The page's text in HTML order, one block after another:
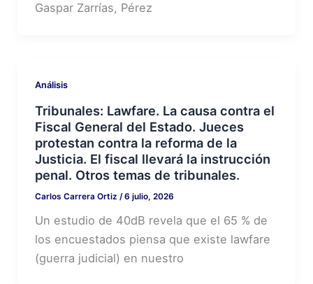
Gaspar Zarrías, Pérez
Análisis
Tribunales: Lawfare. La causa contra el
Fiscal General del Estado. Jueces
protestan contra la reforma de la
Justicia. El fiscal llevará la instrucción
penal. Otros temas de tribunales.
Carlos Carrera Ortiz /6 julio, 2026
Un estudio de 40dB revela que el 65 % de
los encuestados piensa que existe lawfare
(guerra judicial) en nuestro